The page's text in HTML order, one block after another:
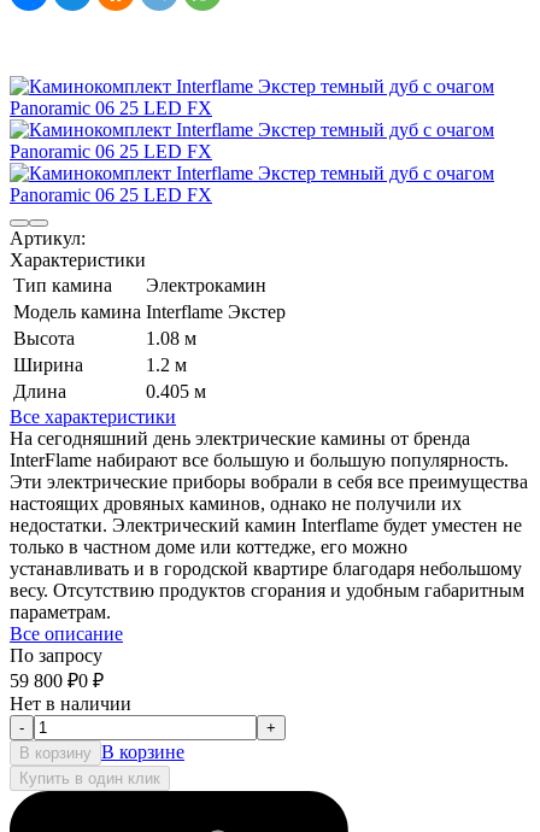
Артикул:
Характеристики
Тип камина
Электрокамин
Модель камина Interflame Экстер
Высота
1.08 м
Ширина
1.2 м
Длина
0.405 м
Все характеристики
На сегодняшний день электрические камины от бренда
InterFlame набирают все большую и большую популярность.
Эти электрические приборы вобрали в себя все преимущества
настоящих дровяных каминов, однако не получили их
недостатки. Электрический камин Interflame будет уместен не
только в частном доме или коттедже, его можно
устанавливать и в городской квартире благодаря небольшому
весу. Отсутствию продуктов сгорания и удобным габаритным
параметрам.
Все описание
По запросу
59 800 ₽0 ₽
Нет в наличии
-
+
В корзину В корзине
Купить в один клик